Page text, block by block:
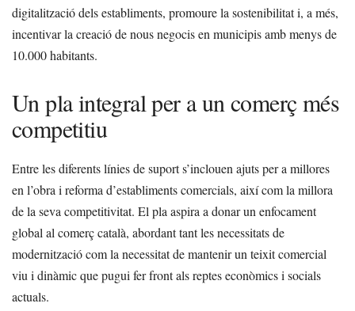
digitalització dels establiments, promoure la sostenibilitat i, a més,
incentivar la creació de nous negocis en municipis amb menys de
10.000 habitants.
Un pla integral per a un comerç més
competitiu
Entre les diferents línies de suport s’inclouen ajuts per a millores
en l’obra i reforma d’establiments comercials, així com la millora
de la seva competitivitat. El pla aspira a donar un enfocament
global al comerç català, abordant tant les necessitats de
modernització com la necessitat de mantenir un teixit comercial
viu i dinàmic que pugui fer front als reptes econòmics i socials
actuals.